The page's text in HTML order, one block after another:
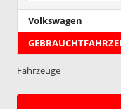
Volkswagen
Fahrzeuge